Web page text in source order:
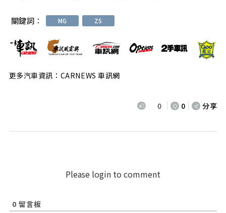
關鍵詞： MG ZS
更多汽車資訊：CARNEWS 車訊網
0 0 分享
Please login to comment
0 留言板